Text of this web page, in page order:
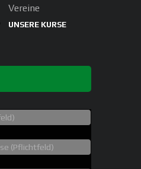
Vereine
UNSERE KURSE